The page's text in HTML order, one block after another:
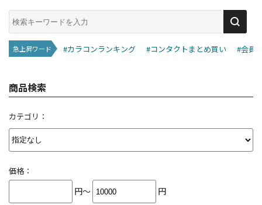
急上昇ワード #カラコンランキング #コンタクトまとめ買い #会員
商品検索
カテゴリ：
価格：
円～ 円